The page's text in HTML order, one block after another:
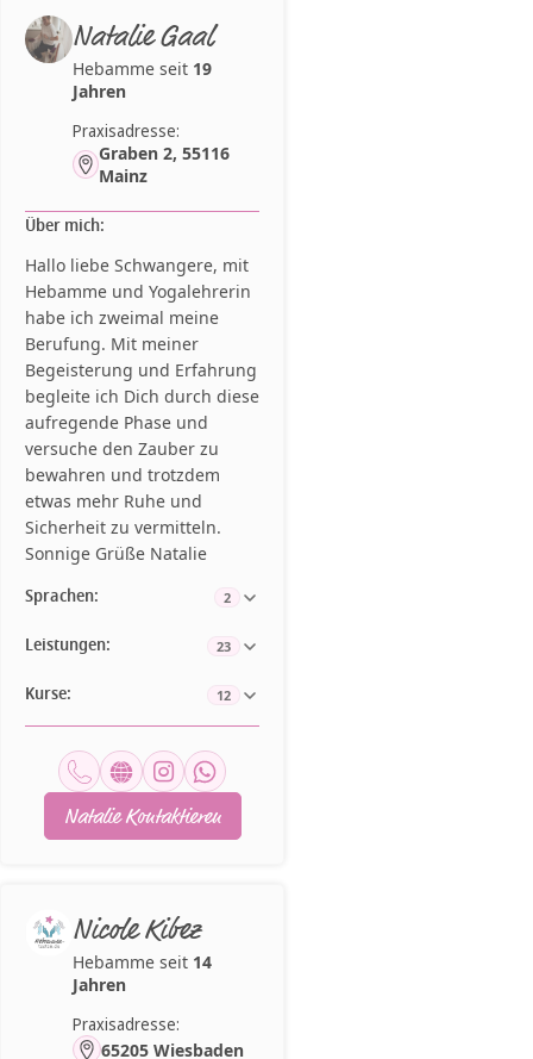
Natalie Gaal
Hebamme seit 19
Jahren
Praxisadresse:
Graben 2, 55116
Mainz
Über mich:
Hallo liebe Schwangere, mit
Hebamme und Yogalehrerin
habe ich zweimal meine
Berufung. Mit meiner
Begeisterung und Erfahrung
begleite ich Dich durch diese
aufregende Phase und
versuche den Zauber zu
bewahren und trotzdem
etwas mehr Ruhe und
Sicherheit zu vermitteln.
Sonnige Grüße Natalie
Sprachen: 2
Leistungen: 23
Kurse: 12
Natalie Kontaktieren
Nicole Kibez
Hebamme seit 14
Jahren
Praxisadresse:
65205 Wiesbaden